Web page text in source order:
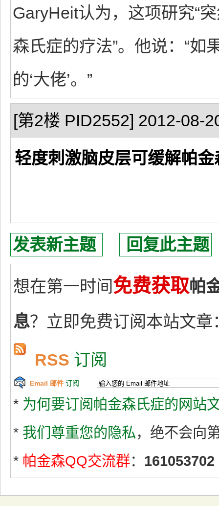
GaryHeit认为，这项研究“
森氏症的疗法”。他说：“
的‘大佬’。”
[第2楼 PID2552] 2012-08-
轻度刺激脑皮层可缓解帕
发表新主题 回复此主题
想在第一时间免费获取帕
息？立即免费订阅本站文章
RSS 订阅
Email 邮件 订阅
* 为何要订阅帕金森氏症的网站
* 我们尊重您的隐私，绝不会向
* 帕金森QQ交流群： 161053702